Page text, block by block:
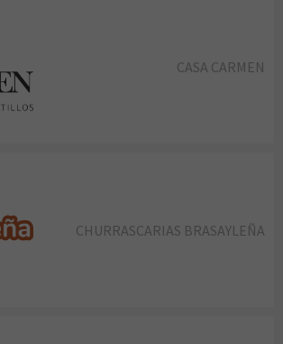
CASA CARMEN
CHURRASCARIAS BRASAYLEÑA